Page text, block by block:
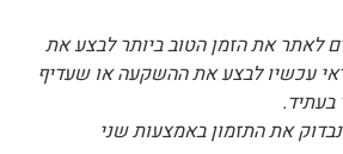
לאתר את הזמן הטוב ביותר לבצע את
עכשיו לבצע את ההשקעה או שעדיף
בעתיד.
את התזמון באמצעות שני